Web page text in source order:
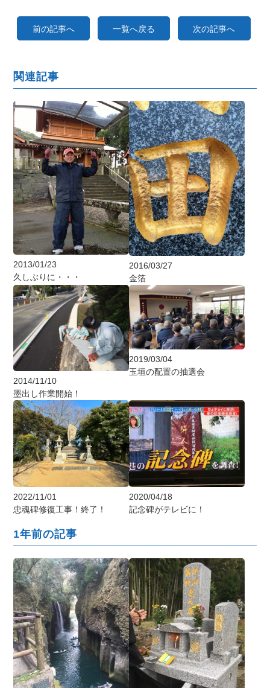
前の記事へ 一覧へ戻る 次の記事へ
関連記事
2013/01/23
久しぶりに・・・
2016/03/27
金箔
2014/11/10
墨出し作業開始！
2019/03/04
玉垣の配置の抽選会
2022/11/01
忠魂碑修復工事！終了！
2020/04/18
記念碑がテレビに！
1年前の記事